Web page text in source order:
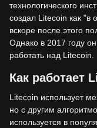
технологического
создал Litecoin как "в
вскоре после этого
Однако в 2017 году
работать над Litecoin.
Как работает
Litecoin использует
но с другим
используется в